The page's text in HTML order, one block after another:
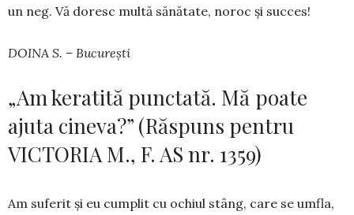
un neg. Vă doresc multă sănătate, noroc și succes!
DOINA S. – București
„Am keratită punctată. Mă poate
ajuta cineva?” (Răspuns pentru
VICTORIA M., F. AS nr. 1359)
Am suferit și eu cumplit cu ochiul stâng, care se umfla,